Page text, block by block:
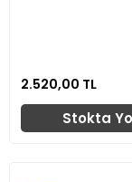
2.520,00 TL
Stokta